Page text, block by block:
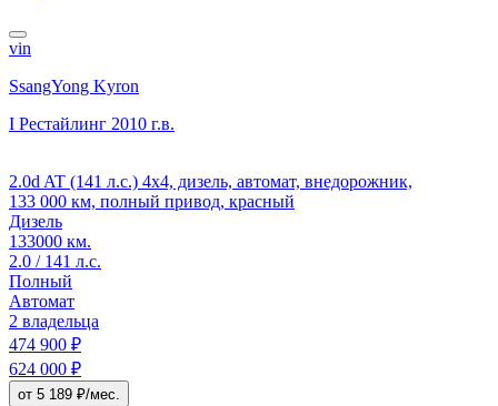
vin
SsangYong Kyron
I Рестайлинг 2010 г.в.
2.0d AT (141 л.с.) 4x4, дизель, автомат, внедорожник,
133 000 км, полный привод, красный
Дизель
133000 км.
2.0 / 141 л.с.
Полный
Автомат
2 владельца
474 900 ₽
624 000 ₽
от 5 189 ₽/мес.